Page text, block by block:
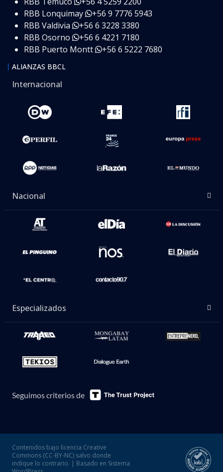
RBB Lonquimay
+56 9 7776 5943
RBB Valdivia
+56 6 3228 3380
RBB Osorno
+56 6 4221 7180
RBB Puerto Montt
+56 6 5222 7680
ALIANZAS BBCL
Internacional
Nacional
Especializados
Seguimos criterios de
Contenidos bajo licencia Creative
Commons (CC-BY-NC) salvo donde
indique lo contrario. | Basado en Sistema